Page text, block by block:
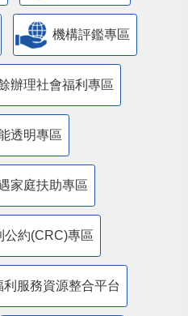
機構評鑑專區
辦理社會福利專區
透明專區
家庭扶助專區
公約(CRC)專區
服務資源整合平台